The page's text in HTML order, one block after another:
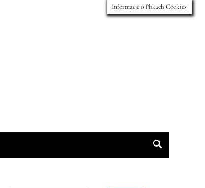
Informacje o Plikach Cookies